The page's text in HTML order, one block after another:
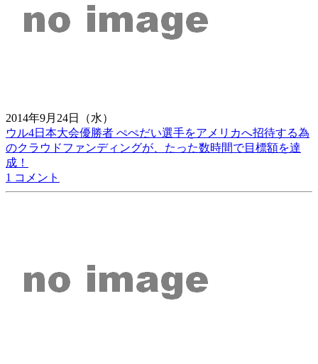
2014年9月24日（水）
ウル4日本大会優勝者 ぺぺだい選手をアメリカへ招待する為
のクラウドファンディングが、たった数時間で目標額を達
成！
1 コメント